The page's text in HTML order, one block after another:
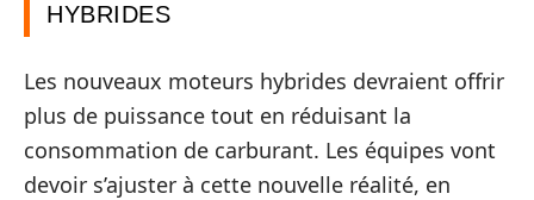
HYBRIDES
Les nouveaux moteurs hybrides devraient offrir
plus de puissance tout en réduisant la
consommation de carburant. Les équipes vont
devoir s’ajuster à cette nouvelle réalité, en